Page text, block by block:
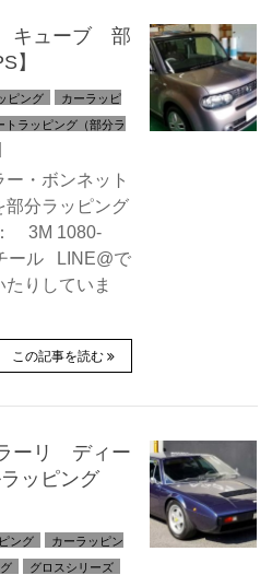
キューブ 部
】
ピング
カーラッピ
トラッピング（部分ラ
・ボンネット
部分ラッピング
3M 1080-
ール LINE@で
りしていま
この記事を読む
ーリ ディー
ッピング
ング
カーラッピン
グロスシリーズ